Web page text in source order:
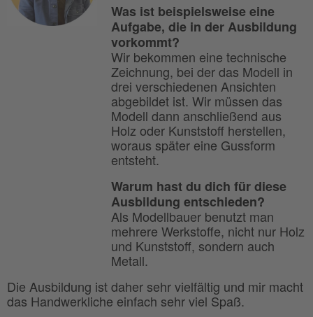
Was ist beispielsweise eine
Aufgabe, die in der Ausbildung
vorkommt?
Wir bekommen eine technische
Zeichnung, bei der das Modell in
drei verschiedenen Ansichten
abgebildet ist. Wir müssen das
Modell dann anschließend aus
Holz oder Kunststoff herstellen,
woraus später eine Gussform
entsteht.
Warum hast du dich für diese
Ausbildung entschieden?
Als Modellbauer benutzt man
mehrere Werkstoffe, nicht nur Holz
und Kunststoff, sondern auch
Metall.
Die Ausbildung ist daher sehr vielfältig und mir macht
das Handwerkliche einfach sehr viel Spaß.